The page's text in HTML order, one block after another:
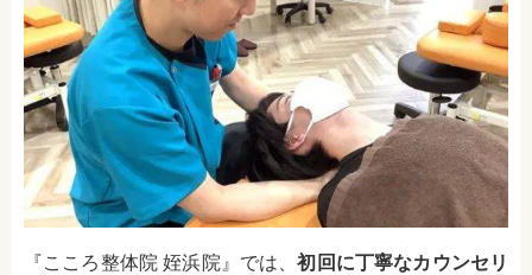
『こころ整体院 姪浜院』では、初回に丁寧なカウンセリ